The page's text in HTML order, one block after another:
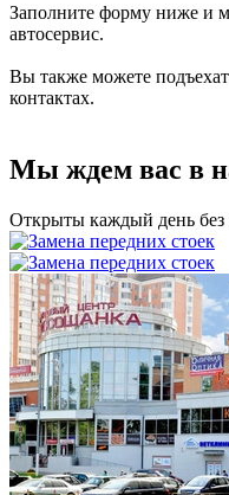
Заполните форму ниже и
автосервис.
Вы также можете
контактах.
Мы ждем вас в
Открыты каждый день